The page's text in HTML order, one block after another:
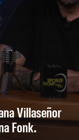
Villaseñor
Fonk.